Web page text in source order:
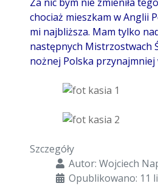
chociaż mieszkam w Anglii
mi najbliższa. Mam tylko
następnych Mistrzostwach
nożnej Polska przynajmniej
Szczegóły
Autor: Wojciech
Opublikowano: 11